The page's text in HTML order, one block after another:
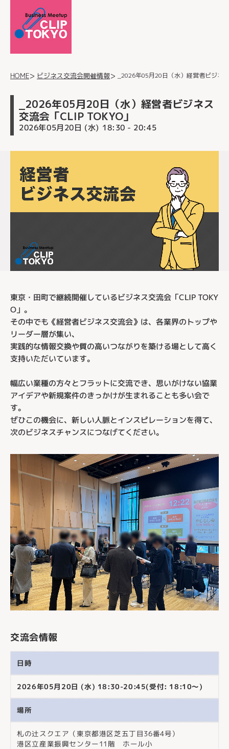
HOME ビジネス交流会開催情報 _2026年05月20日（水）経営者ビジネ
_2026年05月20日（水）経営者ビジネス
交流会「CLIP TOKYO」
2026年05月20日 (水) 18:30 - 20:45
東京・田町で継続開催しているビジネス交流会「CLIP TOKY
O」。
その中でも《経営者ビジネス交流会》は、各業界のトップや
リーダー層が集い、
実践的な情報交換や質の高いつながりを築ける場として高く
支持いただいています。
幅広い業種の方々とフラットに交流でき、思いがけない協業
アイデアや新規案件のきっかけが生まれることも多い会で
す。
ぜひこの機会に、新しい人脈とインスピレーションを得て、
次のビジネスチャンスにつなげてください。
交流会情報
日時
2026年05月20日 (水) 18:30-20:45(受付: 18:10～)
場所
札の辻スクエア（東京都港区芝五丁目36番4号）
港区立産業振興センター11階 ホール小